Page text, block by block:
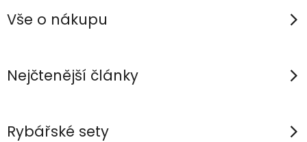
pVše o nákupu
Nejčtenější články
Rybářské sety